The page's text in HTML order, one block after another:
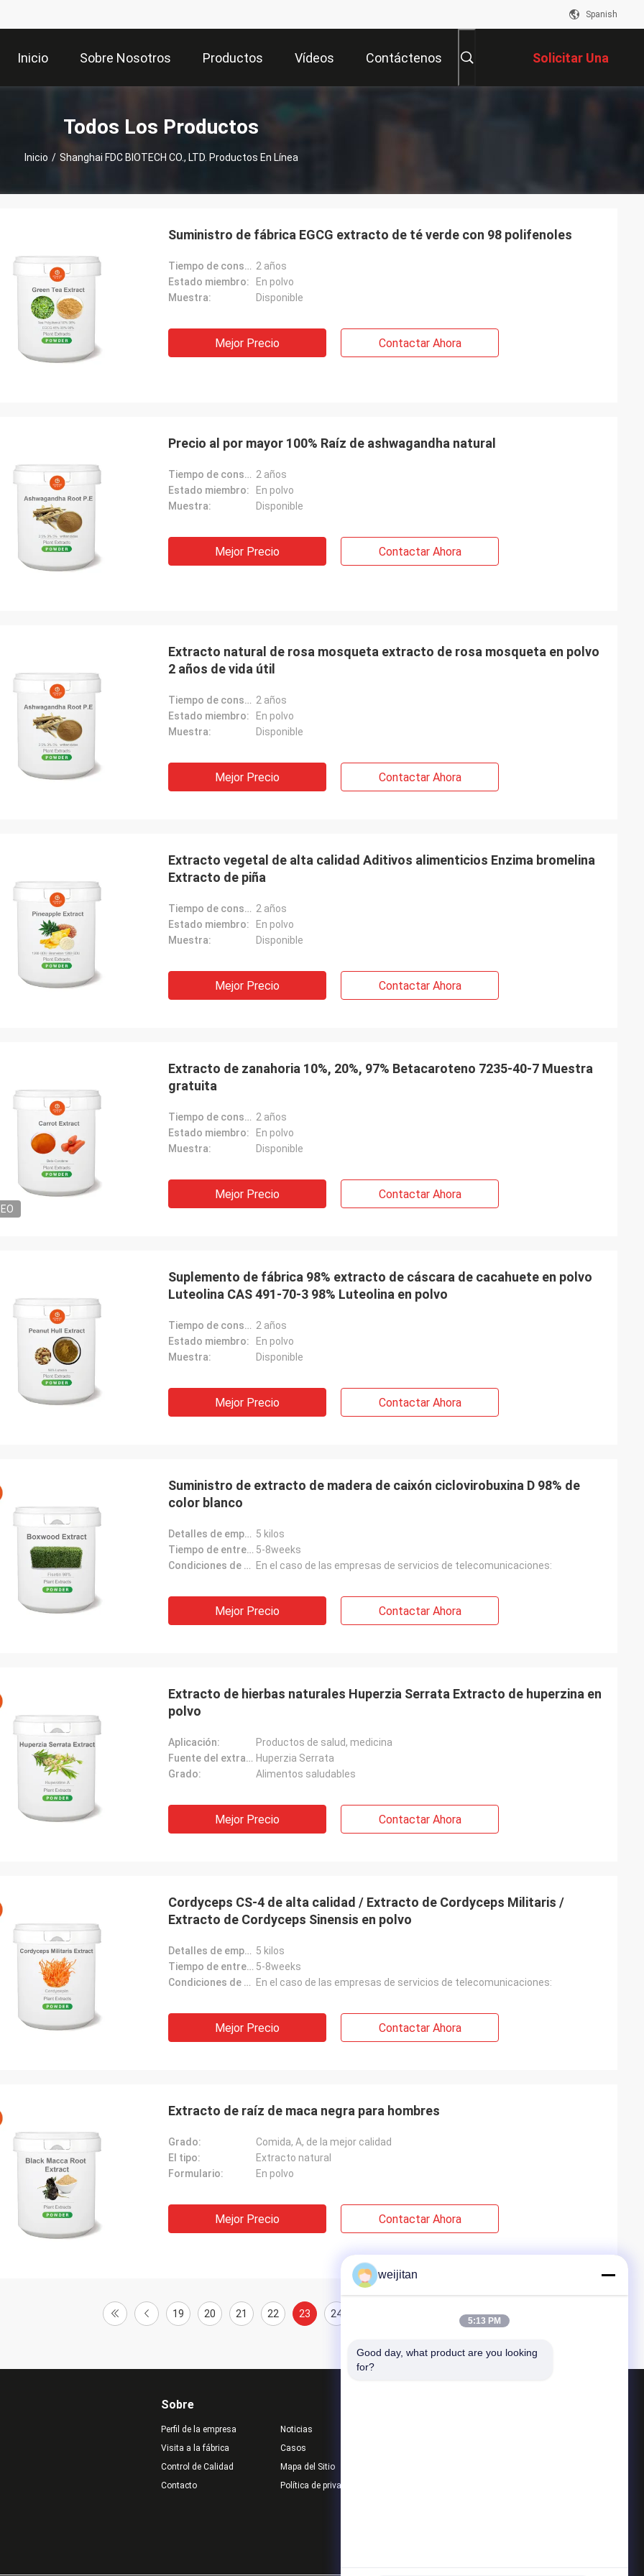
Spanish
Inicio Sobre Nosotros Productos Vídeos Contáctenos Solicitar Una
Cotización
Todos Los Productos
Inicio / Shanghai FDC BIOTECH CO., LTD. Productos En Línea
Suministro de fábrica EGCG extracto de té verde con 98 polifenoles
Tiempo de conservación: 2 años
Estado miembro:
En polvo
Muestra:
Disponible
Mejor Precio Contactar Ahora
Precio al por mayor 100% Raíz de ashwagandha natural
Tiempo de conservación: 2 años
Estado miembro:
En polvo
Muestra:
Disponible
Mejor Precio Contactar Ahora
Extracto natural de rosa mosqueta extracto de rosa mosqueta en polvo
2 años de vida útil
Tiempo de conservación: 2 años
Estado miembro:
En polvo
Muestra:
Disponible
Mejor Precio Contactar Ahora
Extracto vegetal de alta calidad Aditivos alimenticios Enzima bromelina
Extracto de piña
Tiempo de conservación: 2 años
Estado miembro:
En polvo
Muestra:
Disponible
Mejor Precio Contactar Ahora
Extracto de zanahoria 10%, 20%, 97% Betacaroteno 7235-40-7 Muestra
gratuita
Tiempo de conservación: 2 años
Estado miembro:
En polvo
Muestra:
Disponible
Mejor Precio Contactar Ahora
Suplemento de fábrica 98% extracto de cáscara de cacahuete en polvo
Luteolina CAS 491-70-3 98% Luteolina en polvo
Tiempo de conservación: 2 años
Estado miembro:
En polvo
Muestra:
Disponible
Mejor Precio Contactar Ahora
Suministro de extracto de madera de caixón ciclovirobuxina D 98% de
color blanco
Detalles de empaquetado: 5 kilos
Tiempo de entrega: 5-8weeks
Condiciones de pago:
En el caso de las empresas de servicios de telecomunicaciones:
Mejor Precio Contactar Ahora
Extracto de hierbas naturales Huperzia Serrata Extracto de huperzina en
polvo
Aplicación:
Productos de salud, medicina
Fuente del extracto: Huperzia Serrata
Grado:
Alimentos saludables
Mejor Precio Contactar Ahora
Cordyceps CS-4 de alta calidad / Extracto de Cordyceps Militaris /
Extracto de Cordyceps Sinensis en polvo
Detalles de empaquetado: 5 kilos
Tiempo de entrega: 5-8weeks
Condiciones de pago:
En el caso de las empresas de servicios de telecomunicaciones:
Mejor Precio Contactar Ahora
Extracto de raíz de maca negra para hombres
Grado:
Comida, A, de la mejor calidad
El tipo:
Extracto natural
Formulario:
En polvo
Mejor Precio Contactar Ahora
19 20 21 22 23 24
Sobre
Perfil de la empresa
Visita a la fábrica
Control de Calidad
Contacto
Noticias
Casos
Mapa del Sitio
Política de privacidad
weijitan
5:13 PM
Good day, what product are you looking
for?